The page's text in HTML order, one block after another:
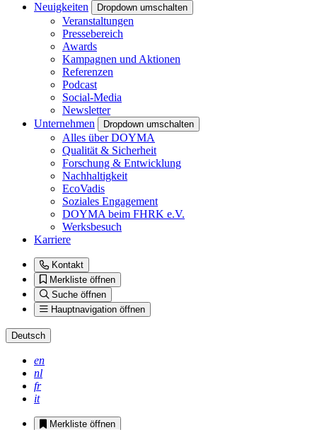
Neuigkeiten
Dropdown umschalten
Veranstaltungen
Pressebereich
Awards
Kampagnen und Aktionen
Referenzen
Podcast
Social-Media
Newsletter
Unternehmen
Dropdown umschalten
Alles über DOYMA
Qualität & Sicherheit
Forschung & Entwicklung
Nachhaltigkeit
EcoVadis
Soziales Engagement
DOYMA beim FHRK e.V.
Werksbesuch
Karriere
Kontakt
Merkliste öffnen
Suche öffnen
Hauptnavigation öffnen
Deutsch
en
nl
fr
it
Merkliste öffnen